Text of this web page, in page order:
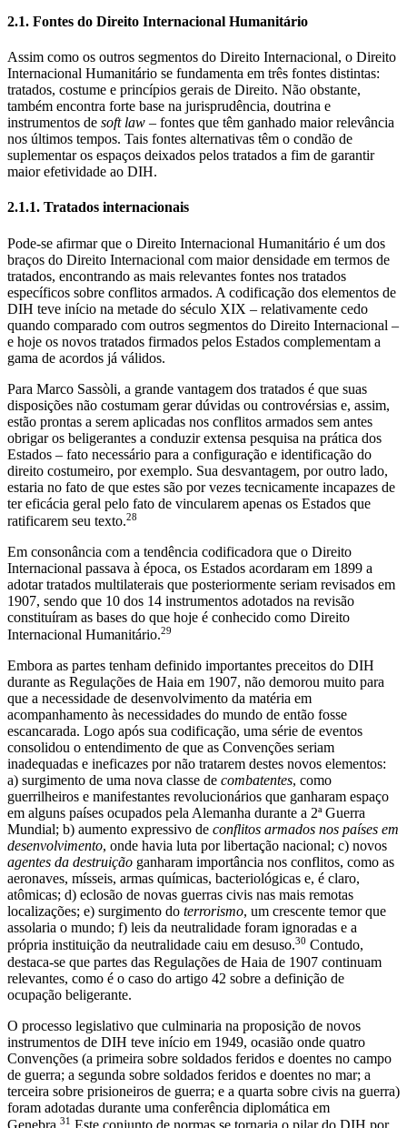
2.1. Fontes do Direito Internacional Humanitário
Assim como os outros segmentos do Direito Internacional, o Direito
Internacional Humanitário se fundamenta em três fontes distintas:
tratados, costume e princípios gerais de Direito. Não obstante,
também encontra forte base na jurisprudência, doutrina e
instrumentos de soft law – fontes que têm ganhado maior relevância
nos últimos tempos. Tais fontes alternativas têm o condão de
suplementar os espaços deixados pelos tratados a fim de garantir
maior efetividade ao DIH.
2.1.1. Tratados internacionais
Pode-se afirmar que o Direito Internacional Humanitário é um dos
braços do Direito Internacional com maior densidade em termos de
tratados, encontrando as mais relevantes fontes nos tratados
específicos sobre conflitos armados. A codificação dos elementos de
DIH teve início na metade do século XIX – relativamente cedo
quando comparado com outros segmentos do Direito Internacional –
e hoje os novos tratados firmados pelos Estados complementam a
gama de acordos já válidos.
Para Marco Sassòli, a grande vantagem dos tratados é que suas
disposições não costumam gerar dúvidas ou controvérsias e, assim,
estão prontas a serem aplicadas nos conflitos armados sem antes
obrigar os beligerantes a conduzir extensa pesquisa na prática dos
Estados – fato necessário para a configuração e identificação do
direito costumeiro, por exemplo. Sua desvantagem, por outro lado,
estaria no fato de que estes são por vezes tecnicamente incapazes de
ter eficácia geral pelo fato de vincularem apenas os Estados que
ratificarem seu texto.28
Em consonância com a tendência codificadora que o Direito
Internacional passava à época, os Estados acordaram em 1899 a
adotar tratados multilaterais que posteriormente seriam revisados em
1907, sendo que 10 dos 14 instrumentos adotados na revisão
constituíram as bases do que hoje é conhecido como Direito
Internacional Humanitário.29
Embora as partes tenham definido importantes preceitos do DIH
durante as Regulações de Haia em 1907, não demorou muito para
que a necessidade de desenvolvimento da matéria em
acompanhamento às necessidades do mundo de então fosse
escancarada. Logo após sua codificação, uma série de eventos
consolidou o entendimento de que as Convenções seriam
inadequadas e ineficazes por não tratarem destes novos elementos:
a) surgimento de uma nova classe de combatentes, como
guerrilheiros e manifestantes revolucionários que ganharam espaço
em alguns países ocupados pela Alemanha durante a 2ª Guerra
Mundial; b) aumento expressivo de conflitos armados nos países em
desenvolvimento, onde havia luta por libertação nacional; c) novos
agentes da destruição ganharam importância nos conflitos, como as
aeronaves, mísseis, armas químicas, bacteriológicas e, é claro,
atômicas; d) eclosão de novas guerras civis nas mais remotas
localizações; e) surgimento do terrorismo, um crescente temor que
assolaria o mundo; f) leis da neutralidade foram ignoradas e a
própria instituição da neutralidade caiu em desuso.30 Contudo,
destaca-se que partes das Regulações de Haia de 1907 continuam
relevantes, como é o caso do artigo 42 sobre a definição de
ocupação beligerante.
O processo legislativo que culminaria na proposição de novos
instrumentos de DIH teve início em 1949, ocasião onde quatro
Convenções (a primeira sobre soldados feridos e doentes no campo
de guerra; a segunda sobre soldados feridos e doentes no mar; a
terceira sobre prisioneiros de guerra; e a quarta sobre civis na guerra)
foram adotadas durante uma conferência diplomática em
Genebra.31
Este conjunto de normas se tornaria o pilar do DIH por